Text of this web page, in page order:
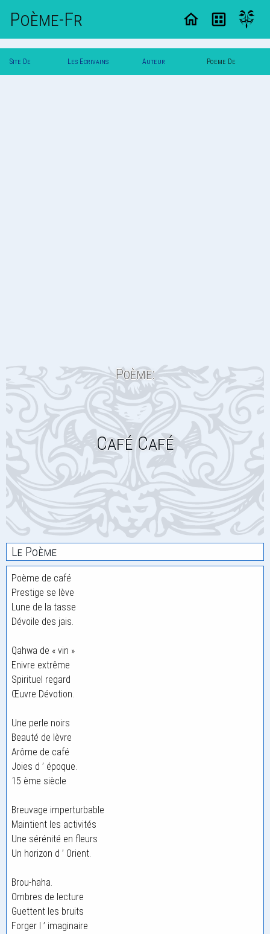
Poème-Fr
Site De Les Ecrivains Auteur Poeme De
Poème:
Café Café
Le Poème
Poème de café
Prestige se lève
Lune de la tasse
Dévoile des jais.
Qahwa de « vin »
Enivre extrême
Spirituel regard
Œuvre Dévotion.
Une perle noirs
Beauté de lèvre
Arôme de café
Joies d ’ époque.
15 ème siècle
Breuvage imperturbable
Maintient les activités
Une sérénité en fleurs
Un horizon d ’ Orient.
Brou-haha.
Ombres de lecture
Guettent les bruits
Forger l ’ imaginaire